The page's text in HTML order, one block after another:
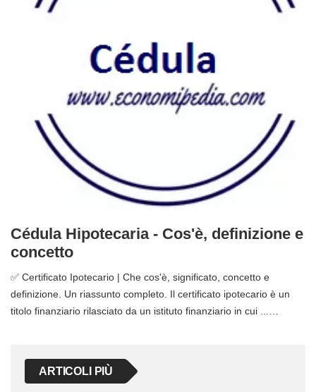
Cédula Hipotecaria - Cos'è, definizione e
concetto
✅ Certificato Ipotecario | Che cos'è, significato, concetto e
definizione. Un riassunto completo. Il certificato ipotecario è un
titolo finanziario rilasciato da un istituto finanziario in cui ...…
ARTICOLI PIÙ